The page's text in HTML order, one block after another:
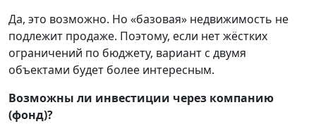
Да, это возможно. Но «базовая» недвижимость не
подлежит продаже. Поэтому, если нет жёстких
ограничений по бюджету, вариант с двумя
объектами будет более интересным.
Возможны ли инвестиции через компанию
(фонд)?